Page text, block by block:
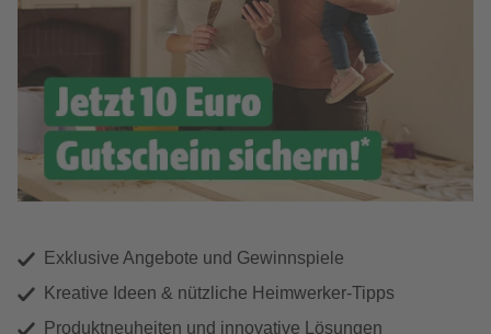
Exklusive Angebote und Gewinnspiele
Kreative Ideen & nützliche Heimwerker-Tipps
Produktneuheiten und innovative Lösungen